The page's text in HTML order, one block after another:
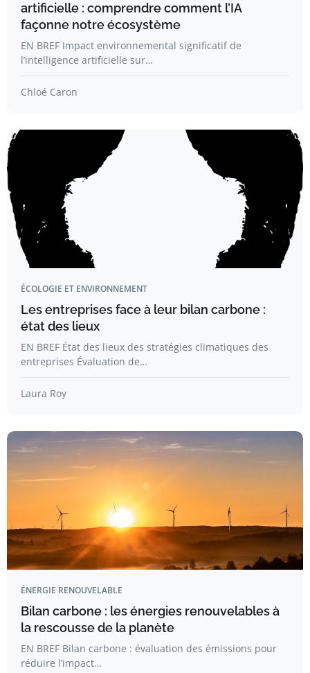
artificielle : comprendre comment l’IA
façonne notre écosystème
EN BREF Impact environnemental significatif de
l’intelligence artificielle sur…
Chloé Caron
ÉCOLOGIE ET ENVIRONNEMENT
Les entreprises face à leur bilan carbone :
état des lieux
EN BREF État des lieux des stratégies climatiques des
entreprises Évaluation de…
Laura Roy
ÉNERGIE RENOUVELABLE
Bilan carbone : les énergies renouvelables à
la rescousse de la planète
EN BREF Bilan carbone : évaluation des émissions pour
réduire l’impact…